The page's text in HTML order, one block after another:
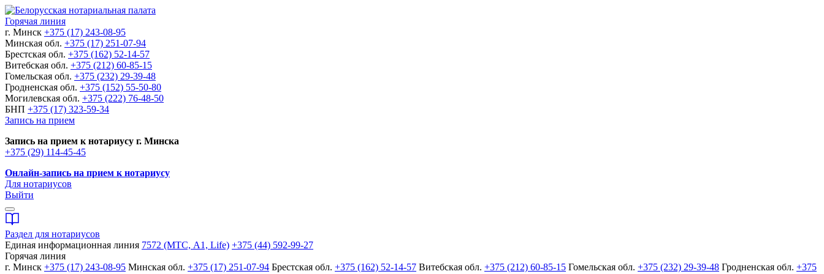
Горячая линия
г. Минск +375 (17) 243-08-95
Минская обл. +375 (17) 251-07-94
Брестская обл. +375 (162) 52-14-57
Витебская обл. +375 (212) 60-85-15
Гомельская обл. +375 (232) 29-39-48
Гродненская обл. +375 (152) 55-50-80
Могилевская обл. +375 (222) 76-48-50
БНП +375 (17) 323-59-34
Запись на прием
Запись на прием к нотариусу г. Минска
+375 (29) 114-45-45
Онлайн-запись на прием к нотариусу
Для нотариусов
Выйти
Раздел для нотариусов
Единая информационная линия 7572 (МТС, A1, Life) +375 (44) 592-99-27
Горячая линия
г. Минск +375 (17) 243-08-95 Минская обл. +375 (17) 251-07-94 Брестская обл. +375 (162) 52-14-57 Витебская обл. +375 (212) 60-85-15 Гомельская обл. +375 (232) 29-39-48 Гродненская обл. +375